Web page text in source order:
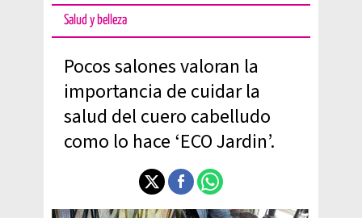
Salud y belleza
Pocos salones valoran la
importancia de cuidar la
salud del cuero cabelludo
como lo hace ‘ECO Jardin’.